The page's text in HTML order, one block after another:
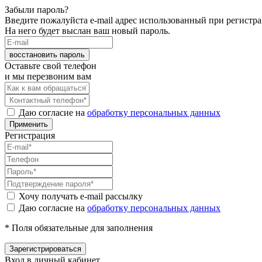
Забыли пароль?
Введите пожалуйста e-mail адрес использованный при
На него будет выслан ваш новый пароль.
восстановить пароль
Оставьте свой телефон
и мы перезвоним вам
Даю согласие на обработку персональных данных
Применить
Регистрация
Хочу получать e-mail рассылку
Даю согласие на обработку персональных данных
* Поля обязательные для заполнения
Зарегистрироваться
Вход в личный кабинет